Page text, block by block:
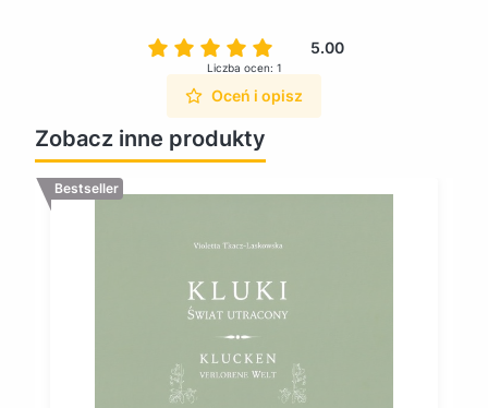
5.00
Liczba ocen: 1
Oceń i opisz
Zobacz inne produkty
Bestseller